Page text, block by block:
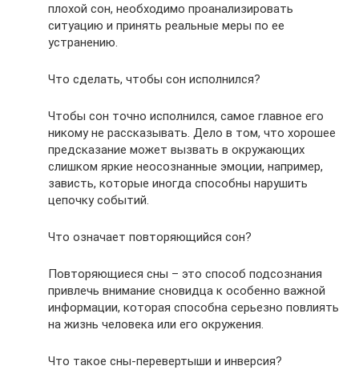
плохой сон, необходимо проанализировать
ситуацию и принять реальные меры по ее
устранению.
Что сделать, чтобы сон исполнился?
Чтобы сон точно исполнился, самое главное его
никому не рассказывать. Дело в том, что хорошее
предсказание может вызвать в окружающих
слишком яркие неосознанные эмоции, например,
зависть, которые иногда способны нарушить
цепочку событий.
Что означает повторяющийся сон?
Повторяющиеся сны – это способ подсознания
привлечь внимание сновидца к особенно важной
информации, которая способна серьезно повлиять
на жизнь человека или его окружения.
Что такое сны-перевертыши и инверсия?